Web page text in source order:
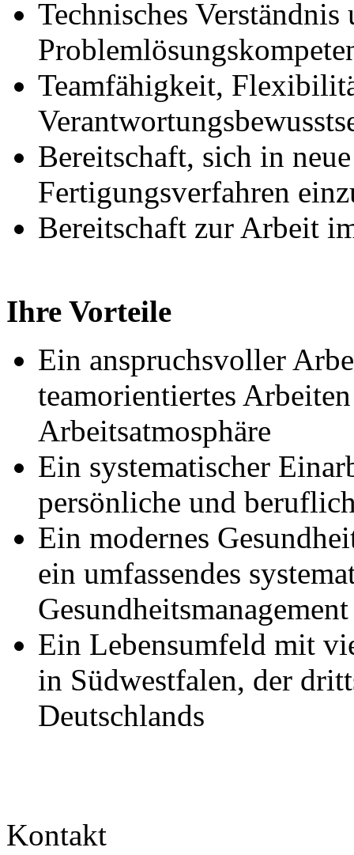
Technisches Verständnis
Teamfähigkeit,
Bereitschaft, sich in
Fertigungsverfahren
Bereitschaft zur Arbeit
Ihre Vorteile
Ein anspruchsvoller
teamorientiertes
Arbeitsatmosphäre
Ein systematischer
persönliche und
Ein modernes
ein umfassendes
Gesundheitsmanagement
Ein Lebensumfeld mit
in Südwestfalen, der
Deutschlands
Kontakt